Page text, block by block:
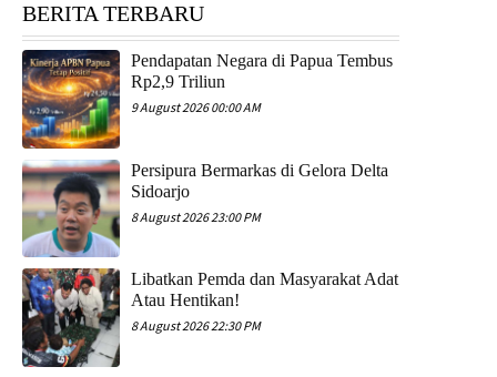
BERITA TERBARU
Pendapatan Negara di Papua Tembus
Rp2,9 Triliun
9 August 2026 00:00 AM
Persipura Bermarkas di Gelora Delta
Sidoarjo
8 August 2026 23:00 PM
Libatkan Pemda dan Masyarakat Adat
Atau Hentikan!
8 August 2026 22:30 PM